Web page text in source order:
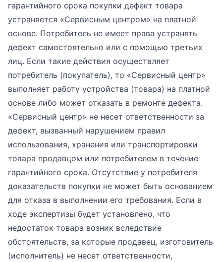
гарантийного срока покупки дефект товара
устраняется «Сервисным центром» на платной
основе. Потребитель не имеет права устранять
дефект самостоятельно или с помощью третьих
лиц. Если такие действия осуществляет
потребитель (покупатель), то «Сервисный центр»
выполняет работу устройства (товара) на платной
основе либо может отказать в ремонте дефекта.
«Сервисный центр» не несет ответственности за
дефект, вызванный нарушением правил
использования, хранения или транспортировки
товара продавцом или потребителем в течение
гарантийного срока. Отсутствие у потребителя
доказательств покупки не может быть основанием
для отказа в выполнении его требования. Если в
ходе экспертизы будет установлено, что
недостаток товара возник вследствие
обстоятельств, за которые продавец, изготовитель
(исполнитель) не несет ответственности,